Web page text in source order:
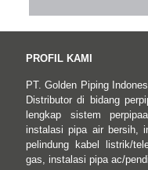
PROFIL KAMI
PT. Golden Piping
Distributor di bidang
lengkap sistem
instalasi pipa air bersih,
pelindung kabel listrik/
gas, instalasi pipa ac/